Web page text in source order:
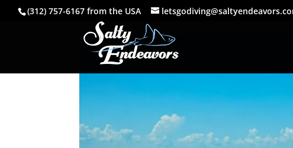
(312) 757-6167 from the USA